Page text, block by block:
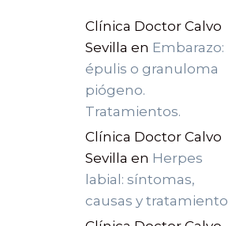
Clínica Doctor Calvo
Sevilla en Embarazo:
épulis o granuloma
piógeno.
Tratamientos.
Clínica Doctor Calvo
Sevilla en Herpes
labial: síntomas,
causas y tratamiento